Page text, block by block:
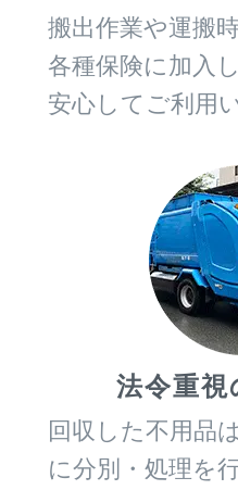
搬出作業や運搬
各種保険に加入
安心してご利用
法令重視
回収した不用品
に分別・処理を